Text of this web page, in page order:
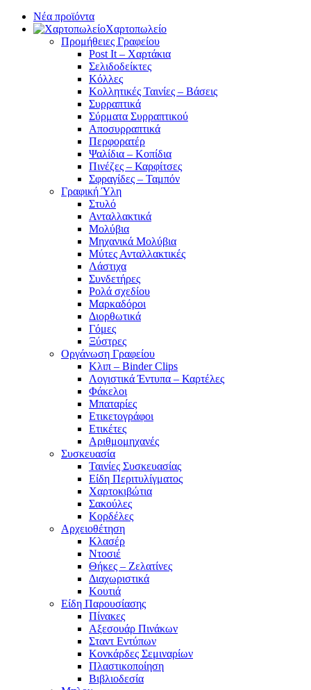
Νέα προϊόντα
Χαρτοπωλείο
Προμήθειες Γραφείου
Post It – Χαρτάκια
Σελιδοδείκτες
Κόλλες
Κολλητικές Ταινίες – Βάσεις
Συρραπτικά
Σύρματα Συρραπτικού
Αποσυρραπτικά
Περφορατέρ
Ψαλίδια – Κοπίδια
Πινέζες – Καρφίτσες
Σφραγίδες – Ταμπόν
Γραφική Ύλη
Στυλό
Ανταλλακτικά
Μολύβια
Μηχανικά Μολύβια
Μύτες Ανταλλακτικές
Λάστιχα
Συνδετήρες
Ρολά σχεδίου
Μαρκαδόροι
Διορθωτικά
Γόμες
Ξύστρες
Οργάνωση Γραφείου
Κλιπ – Binder Clips
Λογιστικά Έντυπα – Καρτέλες
Φάκελοι
Μπαταρίες
Ετικετογράφοι
Ετικέτες
Αριθμομηχανές
Συσκευασία
Ταινίες Συσκευασίας
Είδη Περιτυλίγματος
Χαρτοκιβώτια
Σακούλες
Κορδέλες
Αρχειοθέτηση
Κλασέρ
Ντοσιέ
Θήκες – Ζελατίνες
Διαχωριστικά
Κουτιά
Είδη Παρουσίασης
Πίνακες
Αξεσουάρ Πινάκων
Σταντ Εντύπων
Κονκάρδες Σεμιναρίων
Πλαστικοποίηση
Βιβλιοδεσία